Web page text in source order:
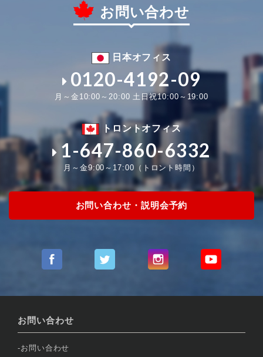
お問い合わせ
日本オフィス
0120-4192-09
月～金10:00～20:00 土日祝10:00～19:00
トロントオフィス
1-647-860-6332
月～金9:00～17:00（トロント時間）
お問い合わせ・説明会予約
お問い合わせ
お問い合わせ